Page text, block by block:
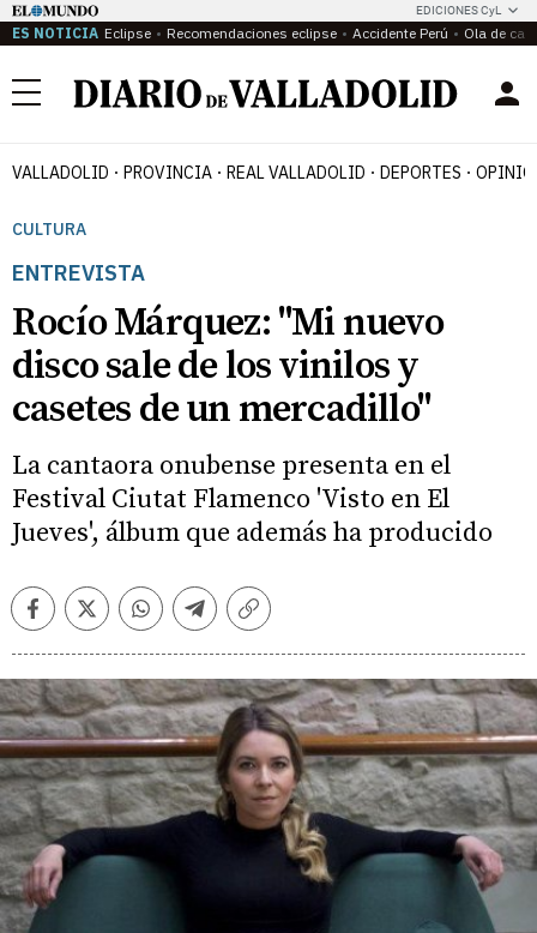
EDICIONES CyL
ES NOTICIA Eclipse Recomendaciones eclipse Accidente Perú Ola de
Menú
VALLADOLID PROVINCIA REAL VALLADOLID DEPORTES
CULTURA
ENTREVISTA
Rocío Márquez: "Mi nuevo
disco sale de los vinilos y
casetes de un mercadillo"
La cantaora onubense presenta en el
Festival Ciutat Flamenco 'Visto en El
Jueves', álbum que además ha producido
FacebookTwitterWhatsappTelegramCopiar